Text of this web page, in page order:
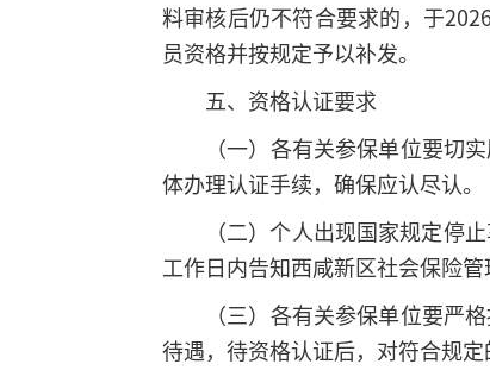
料审核后仍不符合要求的，于
员资格并按规定予以补发。
五、资格认证要求
（一）各有关参保单位要切
体办理认证手续，确保应认尽认。
（二）个人出现国家规定停
工作日内告知西咸新区社会保险
（三）各有关参保单位要严
待遇，待资格认证后，对符合规定